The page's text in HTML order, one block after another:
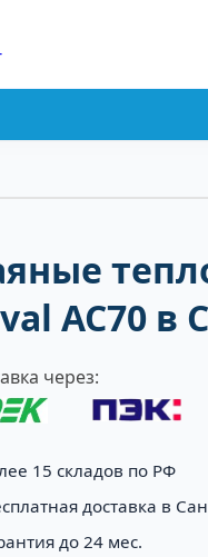
AC70 в
через:
15 складов по РФ
доставка в
до 24 мес.